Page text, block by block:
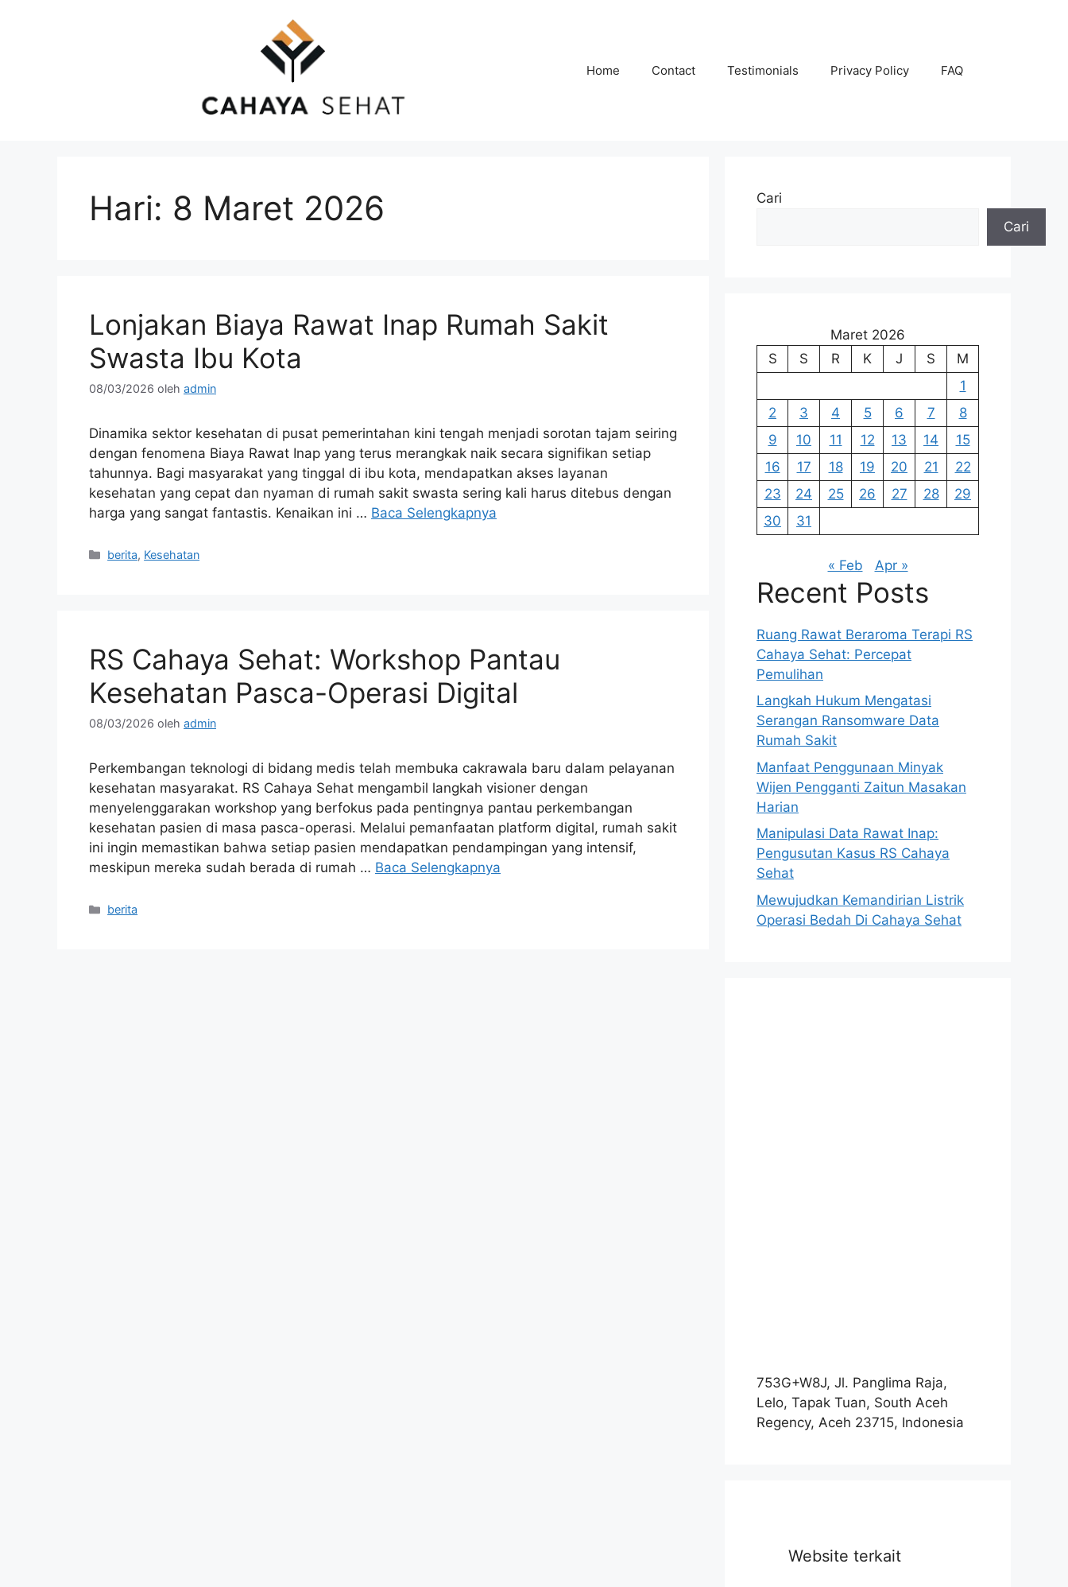
Home Contact Testimonials Privacy Policy FAQ
Hari: 8 Maret 2026
Lonjakan Biaya Rawat Inap Rumah Sakit
Swasta Ibu Kota
08/03/2026 oleh admin
Dinamika sektor kesehatan di pusat pemerintahan kini tengah menjadi sorotan tajam seiring
dengan fenomena Biaya Rawat Inap yang terus merangkak naik secara signifikan setiap
tahunnya. Bagi masyarakat yang tinggal di ibu kota, mendapatkan akses layanan
kesehatan yang cepat dan nyaman di rumah sakit swasta sering kali harus ditebus dengan
harga yang sangat fantastis. Kenaikan ini … Baca Selengkapnya
Kategori
berita, Kesehatan
RS Cahaya Sehat: Workshop Pantau
Kesehatan Pasca-Operasi Digital
08/03/2026 oleh admin
Perkembangan teknologi di bidang medis telah membuka cakrawala baru dalam pelayanan
kesehatan masyarakat. RS Cahaya Sehat mengambil langkah visioner dengan
menyelenggarakan workshop yang berfokus pada pentingnya pantau perkembangan
kesehatan pasien di masa pasca-operasi. Melalui pemanfaatan platform digital, rumah sakit
ini ingin memastikan bahwa setiap pasien mendapatkan pendampingan yang intensif,
meskipun mereka sudah berada di rumah … Baca Selengkapnya
Kategori
berita
Cari
Cari
Maret 2026
S
S R K J S
M
1
2
3 4 5 6 7
8
9
10 11 12 13 14
15
16
17 18 19 20 21
22
23
24 25 26 27 28
29
30
31
« Feb Apr »
Recent Posts
Ruang Rawat Beraroma Terapi RS
Cahaya Sehat: Percepat
Pemulihan
Langkah Hukum Mengatasi
Serangan Ransomware Data
Rumah Sakit
Manfaat Penggunaan Minyak
Wijen Pengganti Zaitun Masakan
Harian
Manipulasi Data Rawat Inap:
Pengusutan Kasus RS Cahaya
Sehat
Mewujudkan Kemandirian Listrik
Operasi Bedah Di Cahaya Sehat
753G+W8J, Jl. Panglima Raja,
Lelo, Tapak Tuan, South Aceh
Regency, Aceh 23715, Indonesia
Website terkait